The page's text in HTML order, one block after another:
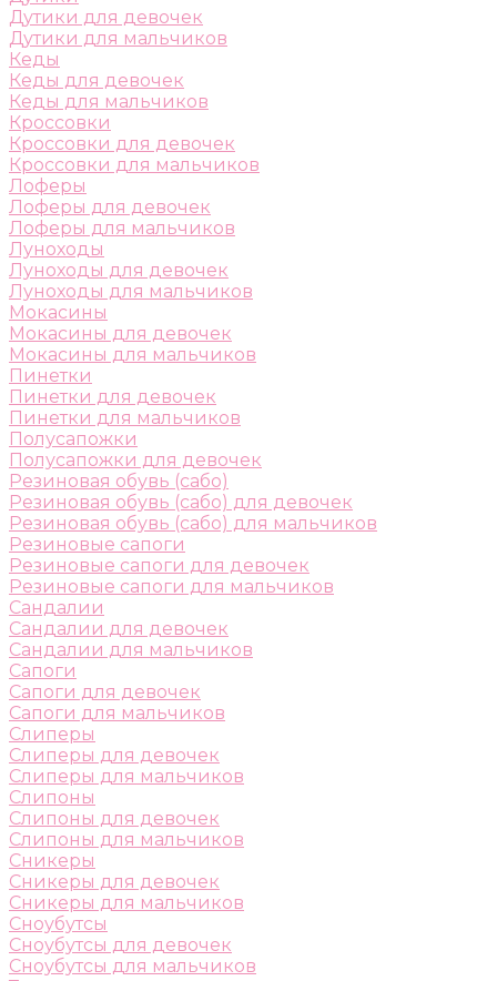
Дутики для девочек
Дутики для мальчиков
Кеды
Кеды для девочек
Кеды для мальчиков
Кроссовки
Кроссовки для девочек
Кроссовки для мальчиков
Лоферы
Лоферы для девочек
Лоферы для мальчиков
Луноходы
Луноходы для девочек
Луноходы для мальчиков
Мокасины
Мокасины для девочек
Мокасины для мальчиков
Пинетки
Пинетки для девочек
Пинетки для мальчиков
Полусапожки
Полусапожки для девочек
Резиновая обувь (сабо)
Резиновая обувь (сабо) для девочек
Резиновая обувь (сабо) для мальчиков
Резиновые сапоги
Резиновые сапоги для девочек
Резиновые сапоги для мальчиков
Сандалии
Сандалии для девочек
Сандалии для мальчиков
Сапоги
Сапоги для девочек
Сапоги для мальчиков
Слиперы
Слиперы для девочек
Слиперы для мальчиков
Слипоны
Слипоны для девочек
Слипоны для мальчиков
Сникеры
Сникеры для девочек
Сникеры для мальчиков
Сноубутсы
Сноубутсы для девочек
Сноубутсы для мальчиков